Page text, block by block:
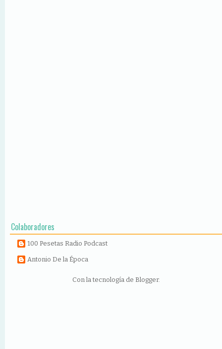
Colaboradores
100 Pesetas Radio Podcast
Antonio De la Época
Con la tecnología de Blogger.